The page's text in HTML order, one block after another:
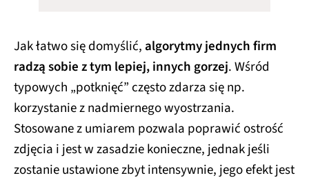
Jak łatwo się domyślić,algorytmy jednych firm
radzą sobie z tym lepiej, innych gorzej. Wśród
typowych „potknięć” często zdarza się np.
korzystanie z nadmiernego wyostrzania.
Stosowane z umiarem pozwala poprawić ostrość
zdjęcia i jest w zasadzie konieczne, jednak jeśli
zostanie ustawione zbyt intensywnie, jego efekt jest